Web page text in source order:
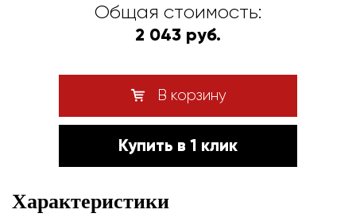
Общая стоимость:
2 043 руб.
В корзину
Купить в 1 клик
Характеристики